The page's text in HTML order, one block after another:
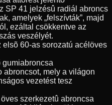
SP 41 jelzésû radiál abroncs
amelyek „felszívták”, majd
ezáltal csökkentve az
veszélyét.
60-as sorozatú acélöves
gumiabroncsa
abroncsot, mely a világon
vezetést tesz
szerkezetû abroncsa